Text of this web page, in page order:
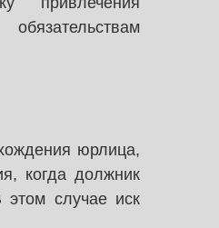
юрлица,
когда должник
этом случае иск